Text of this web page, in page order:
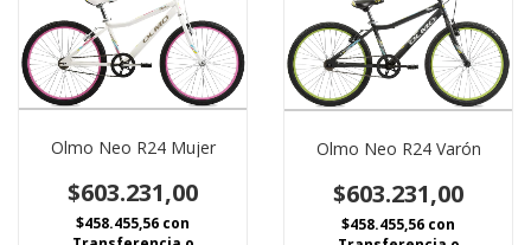
Olmo Neo R24 Mujer
$603.231,00
$458.455,56 con
Olmo Neo R24 Varón
$603.231,00
$458.455,56 con